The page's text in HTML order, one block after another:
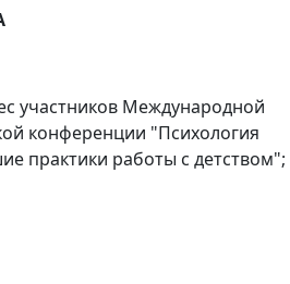
участников Международной
конференции "Психология
практики работы с детством";